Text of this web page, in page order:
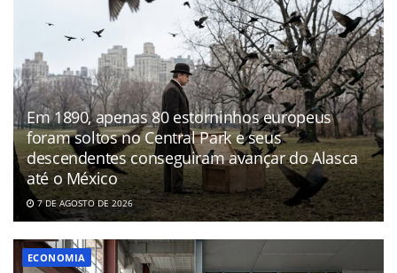
Em 1890, apenas 80 estorninhos europeus
foram soltos no Central Park e seus
descendentes conseguiram avançar do Alasca
até o México
7 DE AGOSTO DE 2026
ECONOMIA